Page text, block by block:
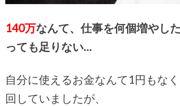
140万なんて、仕事を何個増やし
っても足りない…
自分に使えるお金なんて1円もな
回していましたが、